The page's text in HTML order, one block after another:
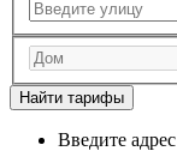
Найти тарифы
Введите адрес